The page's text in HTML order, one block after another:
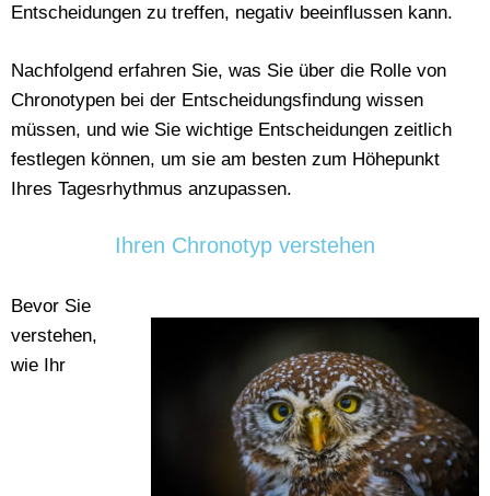
Entscheidungen zu treffen, negativ beeinflussen kann.
Nachfolgend erfahren Sie, was Sie über die Rolle von
Chronotypen bei der Entscheidungsfindung wissen
müssen, und wie Sie wichtige Entscheidungen zeitlich
festlegen können, um sie am besten zum Höhepunkt
Ihres Tagesrhythmus anzupassen.
Ihren Chronotyp verstehen
Bevor Sie
verstehen,
wie Ihr